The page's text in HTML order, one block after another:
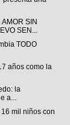
SIN
SEN...
TODO
años como la
la
a...
mil niños con